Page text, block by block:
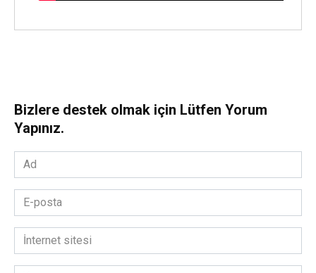
Bizlere destek olmak için Lütfen Yorum
Yapınız.
Ad
*
posta
*İnternet
sitesi